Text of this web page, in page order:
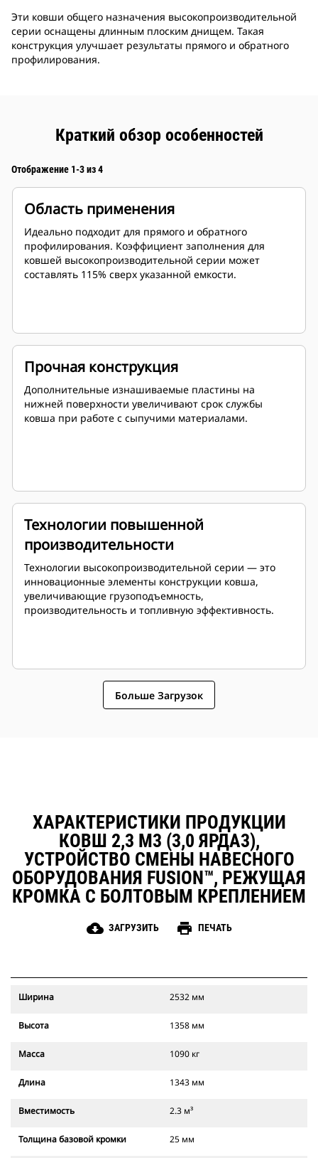
Эти ковши общего назначения высокопроизводительной
серии оснащены длинным плоским днищем. Такая
конструкция улучшает результаты прямого и обратного
профилирования.
Краткий обзор особенностей
Отображение 1-3 из 4
Область применения
Идеально подходит для прямого и обратного
профилирования. Коэффициент заполнения для
ковшей высокопроизводительной серии может
составлять 115% сверх указанной емкости.
Прочная конструкция
Дополнительные изнашиваемые пластины на
нижней поверхности увеличивают срок службы
ковша при работе с сыпучими материалами.
Технологии повышенной
производительности
Технологии высокопроизводительной серии — это
инновационные элементы конструкции ковша,
увеличивающие грузоподъемность,
производительность и топливную эффективность.
Больше Загрузок
ХАРАКТЕРИСТИКИ ПРОДУКЦИИ
КОВШ 2,3 М3 (3,0 ЯРДА3),
УСТРОЙСТВО СМЕНЫ НАВЕСНОГО
ОБОРУДОВАНИЯ FUSION™, РЕЖУЩАЯ
КРОМКА С БОЛТОВЫМ КРЕПЛЕНИЕМ
cloud_download ЗАГРУЗИТЬ print ПЕЧАТЬ
Ширина 2532 мм
Высота 1358 мм
Масса 1090 кг
Длина 1343 мм
Вместимость 2.3 м³
Толщина базовой кромки 25 мм